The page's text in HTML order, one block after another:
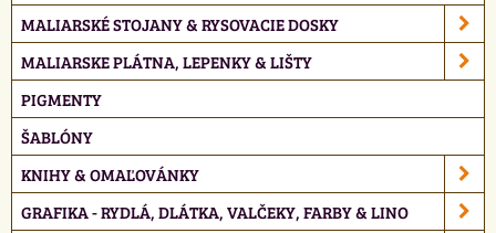
MALIARSKÉ STOJANY & RYSOVACIE DOSKY
MALIARSKE PLÁTNA, LEPENKY & LIŠTY
PIGMENTY
ŠABLÓNY
KNIHY & OMAĽOVÁNKY
GRAFIKA - RYDLÁ, DLÁTKA, VALČEKY, FARBY & LINO